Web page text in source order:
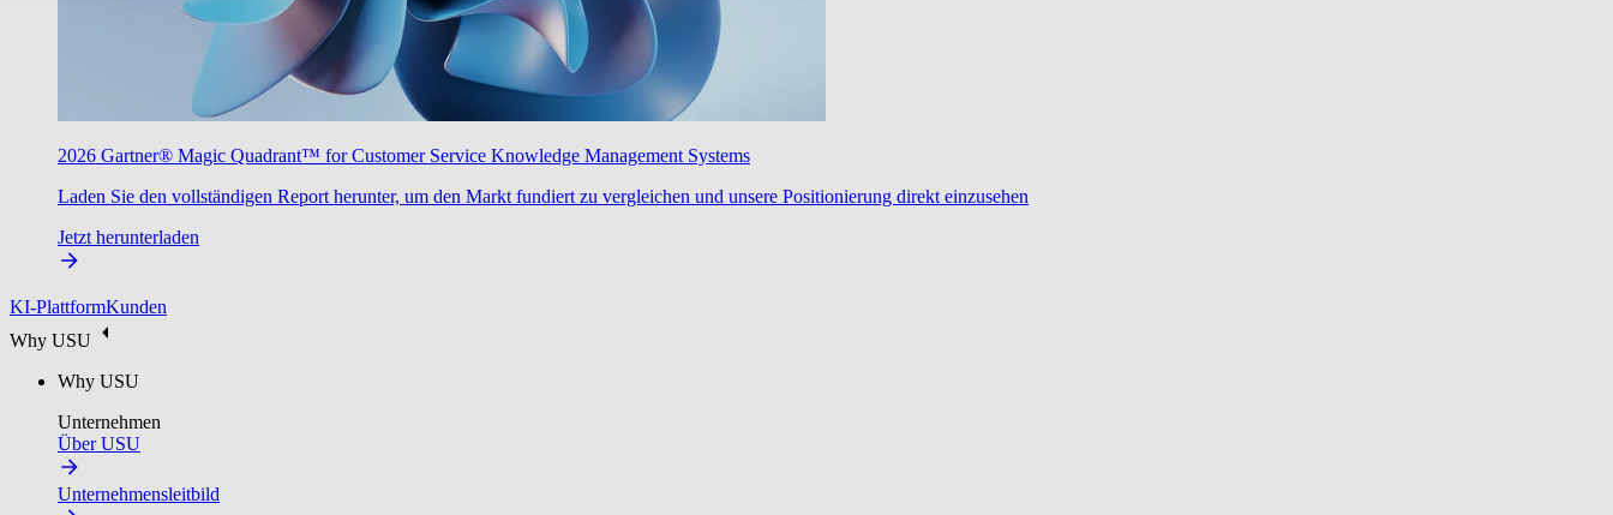
2026 Gartner® Magic Quadrant™ for Customer Service Knowledge Management Systems
Laden Sie den vollständigen Report herunter, um den Markt fundiert zu vergleichen und unsere Positionierung direkt einzusehen
Jetzt herunterladen
KI-PlattformKunden
Why USU
Why USU
Unternehmen
Über USU
Unternehmensleitbild